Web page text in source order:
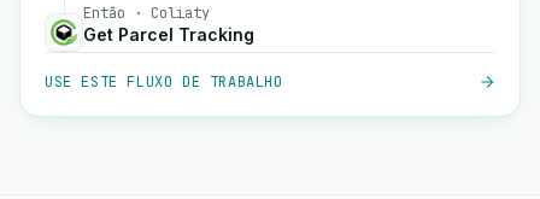
Então · Coliaty
Get Parcel Tracking
USE ESTE FLUXO DE TRABALHO